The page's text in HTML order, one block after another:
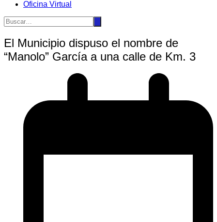
Oficina Virtual
El Municipio dispuso el nombre de
“Manolo” García a una calle de Km. 3